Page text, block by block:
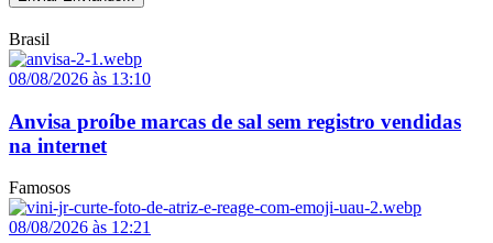
Brasil
08/08/2026 às 13:10
Anvisa proíbe marcas de sal sem registro vendidas
na internet
Famosos
08/08/2026 às 12:21